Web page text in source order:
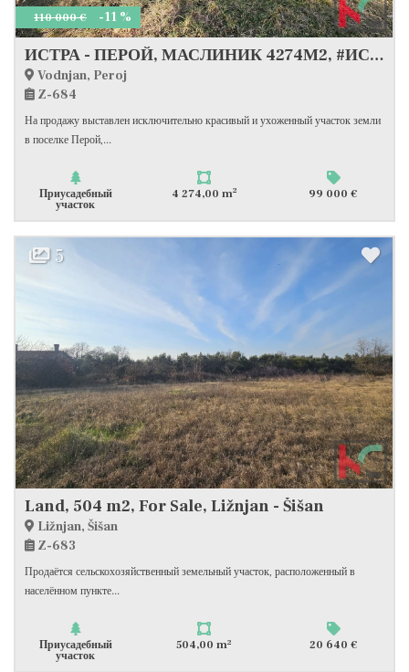
110 000 € -11 %
ИСТРА - ПЕРОЙ, МАСЛИНИК 4274М2, #ИСКЛЮЧИТЕЛЬНАЯ ПРОДАЖА
Vodnjan, Peroj
Z-684
На продажу выставлен исключительно красивый и ухоженный участок земли
в поселке Перой,...
Приусадебный
участок
4 274,00 m2 99 000 €
5
Land, 504 m2, For Sale, Ližnjan - Šišan
Ližnjan, Šišan
Z-683
Продаётся сельскохозяйственный земельный участок, расположенный в
населённом пункте...
Приусадебный
участок
504,00 m2 20 640 €